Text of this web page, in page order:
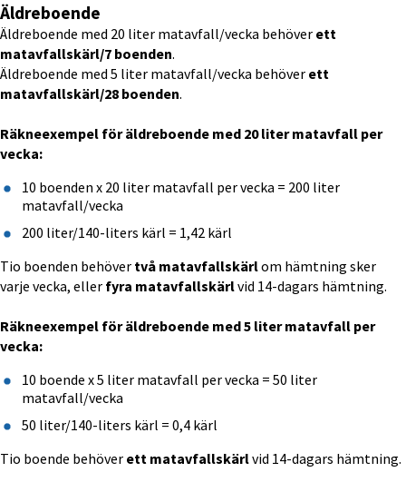
Äldreboende
Äldreboende med 20 liter matavfall/vecka behöver ett
matavfallskärl/7 boenden.
Äldreboende med 5 liter matavfall/vecka behöver ett
matavfallskärl/28 boenden.
Räkneexempel för äldreboende med 20 liter matavfall per
vecka:
10 boenden x 20 liter matavfall per vecka = 200 liter
matavfall/vecka
200 liter/140-liters kärl = 1,42 kärl
Tio boenden behöver två matavfallskärl om hämtning sker
varje vecka, eller fyra matavfallskärl vid 14-dagars hämtning.
Räkneexempel för äldreboende med 5 liter matavfall per
vecka:
10 boende x 5 liter matavfall per vecka = 50 liter
matavfall/vecka
50 liter/140-liters kärl = 0,4 kärl
Tio boende behöver ett matavfallskärl vid 14-dagars hämtning.